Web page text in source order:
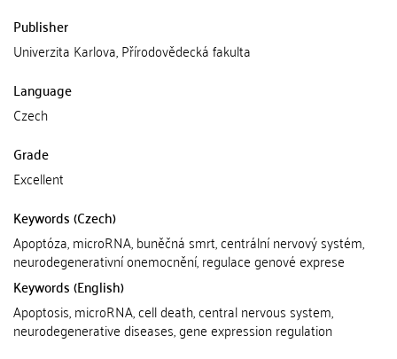
Publisher
Univerzita Karlova, Přírodovědecká fakulta
Language
Czech
Grade
Excellent
Keywords (Czech)
Apoptóza, microRNA, buněčná smrt, centrální nervový systém,
neurodegenerativní onemocnění, regulace genové exprese
Keywords (English)
Apoptosis, microRNA, cell death, central nervous system,
neurodegenerative diseases, gene expression regulation